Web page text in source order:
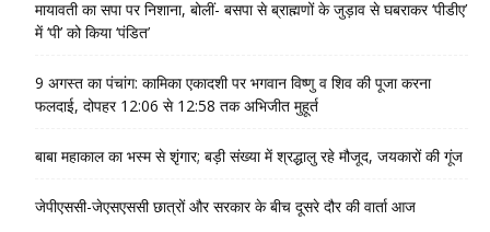
मायावती का सपा पर निशाना, बोलीं- बसपा से ब्राह्मणों के जुड़ाव से घबराकर ‘पीडीए’
में ‘पी’ को किया ‘पंडित’
9 अगस्त का पंचांग: कामिका एकादशी पर भगवान विष्णु व शिव की पूजा करना
फलदाई, दोपहर 12:06 से 12:58 तक अभिजीत मुहूर्त
बाबा महाकाल का भस्म से शृंगार; बड़ी संख्या में श्रद्धालु रहे मौजूद, जयकारों की गूंज
जेपीएससी-जेएसएससी छात्रों और सरकार के बीच दूसरे दौर की वार्ता आज